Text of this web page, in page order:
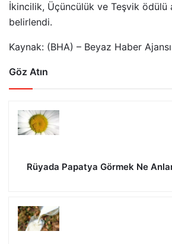
İkincilik, Üçüncülük ve Teşvik ödülü
belirlendi.
Kaynak: (BHA) – Beyaz Haber Ajansı
Göz Atın
Rüyada Papatya Görmek Ne